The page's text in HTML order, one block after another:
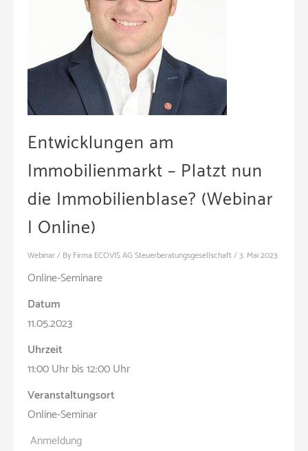
Entwicklungen am
Immobilienmarkt – Platzt nun
die Immobilienblase? (Webinar
| Online)
Webinar/ By Firma ECOVIS AG Steuerberatungsgesellschaft/3. Mai 2023
Online-Seminare
Datum
11.05.2023
Uhrzeit
11:00 Uhr bis 12:00 Uhr
Veranstaltungsort
Online-Seminar
Anmeldung